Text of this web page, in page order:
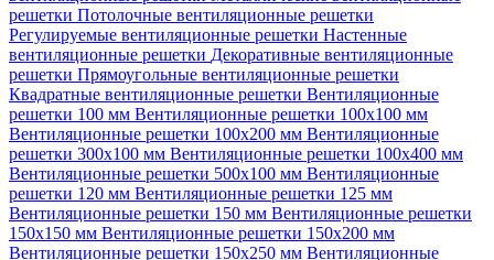
решетки Потолочные вентиляционные решетки
Регулируемые вентиляционные решетки Настенные
вентиляционные решетки Декоративные вентиляционные
решетки Прямоугольные вентиляционные решетки
Квадратные вентиляционные решетки Вентиляционные
решетки 100 мм Вентиляционные решетки 100х100 мм
Вентиляционные решетки 100х200 мм Вентиляционные
решетки 300х100 мм Вентиляционные решетки 100х400 мм
Вентиляционные решетки 500х100 мм Вентиляционные
решетки 120 мм Вентиляционные решетки 125 мм
Вентиляционные решетки 150 мм Вентиляционные решетки
150х150 мм Вентиляционные решетки 150х200 мм
Вентиляционные решетки 150х250 мм Вентиляционные